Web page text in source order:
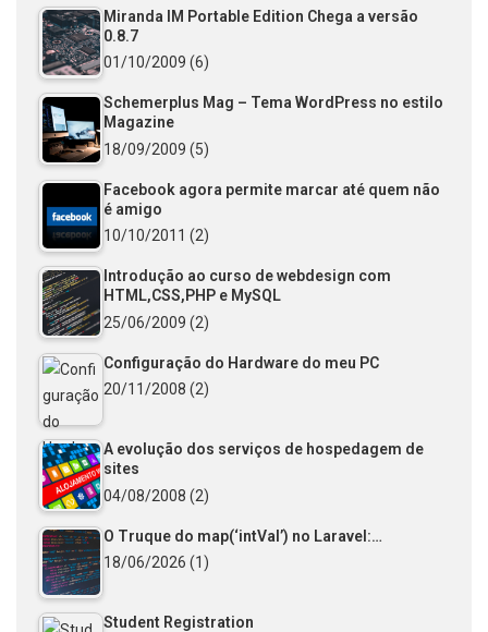
Miranda IM Portable Edition Chega a versão
0.8.7
01/10/2009 (6)
Schemerplus Mag – Tema WordPress no estilo
Magazine
18/09/2009 (5)
Facebook agora permite marcar até quem não
é amigo
10/10/2011 (2)
Introdução ao curso de webdesign com
HTML,CSS,PHP e MySQL
25/06/2009 (2)
Configuração do Hardware do meu PC
20/11/2008 (2)
A evolução dos serviços de hospedagem de
sites
04/08/2008 (2)
O Truque do map(‘intVal’) no Laravel:…
18/06/2026 (1)
Student Registration